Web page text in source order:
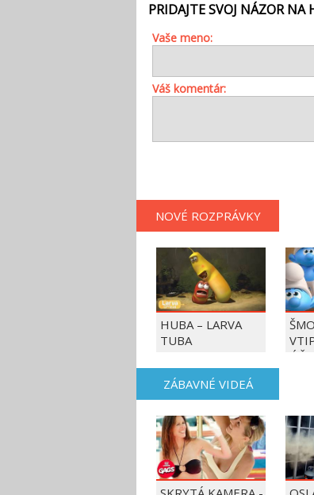
PRIDAJTE SVOJ NÁZOR NA
Vaše meno:
Váš komentár:
NOVÉ ROZPRÁVKY
HUBA – LARVA
TUBA
ÚČET
ZÁBAVNÉ VIDEÁ